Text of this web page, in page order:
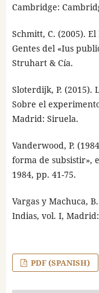
Cambridge:
Schmitt, C. (2005).
Gentes del «Ius
Struhart & Cía.
Sloterdijk, P. (2015).
Sobre el
Madrid: Siruela.
Vanderwood, P.
forma de subsistir»,
1984, pp. 41-75.
Vargas y Machuca,
Indias, vol. I,
PDF (SPANISH)